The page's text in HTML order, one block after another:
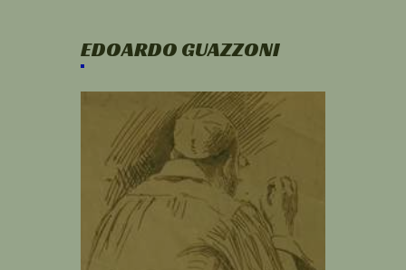
EDOARDO GUAZZONI